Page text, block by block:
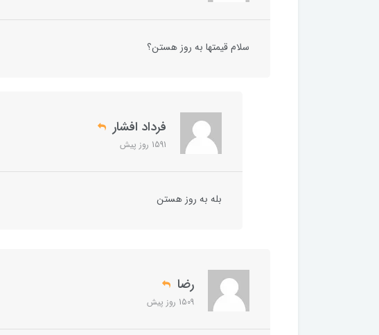
سلام قیمتها به روز هستن؟
فرداد افشار
1591 روز پیش
بله به روز هستن
رضا
1509 روز پیش